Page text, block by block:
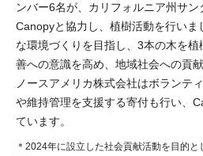
ンバー6名が、カリフォルニア州サ
Canopyと協力し、植樹活動を行いま
な環境づくりを目指し、3本の木を
善への意識を高め、地域社会への貢
ノースアメリカ株式会社はボランテ
や維持管理を支援する寄付も行い、
ています。
＊2024年に設立した社会貢献活動を目的